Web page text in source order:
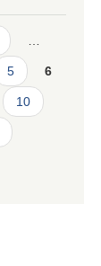
5 6
10